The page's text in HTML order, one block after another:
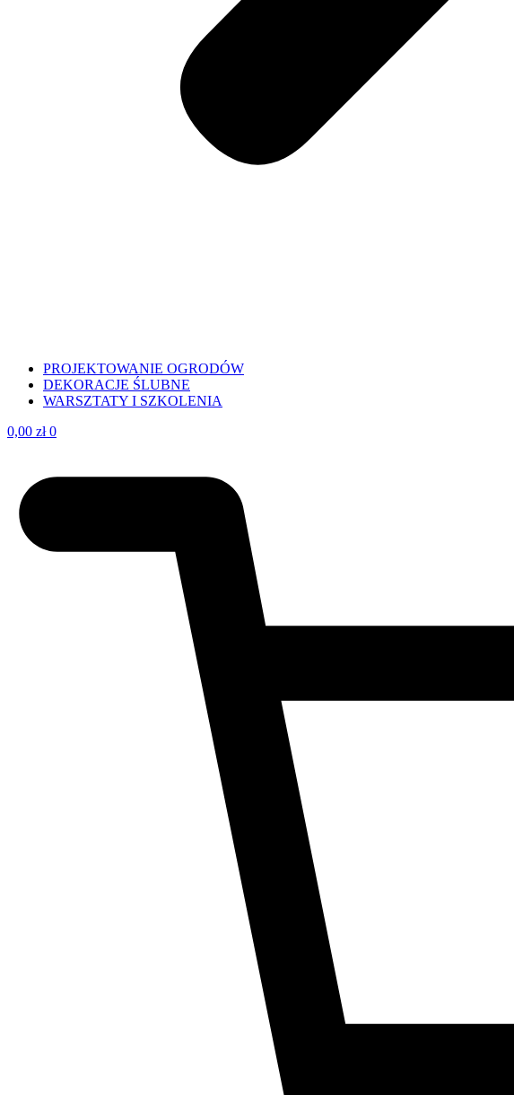
PROJEKTOWANIE OGRODÓW
DEKORACJE ŚLUBNE
WARSZTATY I SZKOLENIA
0,00 zł 0